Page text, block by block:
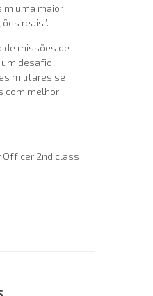
uma maior
reais”.
de missões de
desafio
militares se
com melhor
2nd class